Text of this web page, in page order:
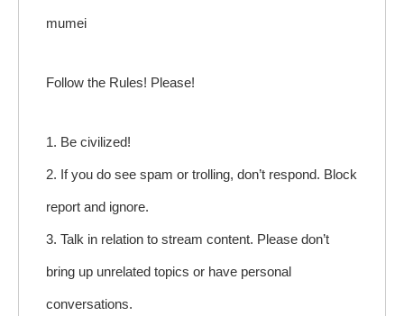
mumei
Follow the Rules! Please!
1. Be civilized!
2. If you do see spam or trolling, don’t respond. Block
report and ignore.
3. Talk in relation to stream content. Please don’t
bring up unrelated topics or have personal
conversations.